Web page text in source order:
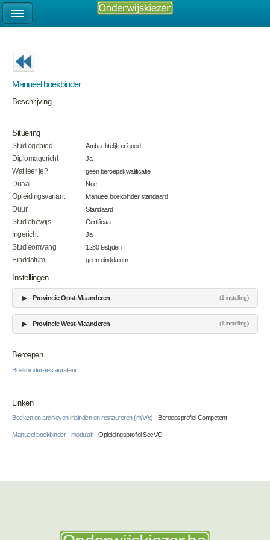
Manueel boekbinder
Beschrijving
Situering
Studiegebied
Ambachtelijk erfgoed
Diplomagericht
Ja
Wat leer je?
geen beroepskwalificatie
Duaal
Nee
Opleidingsvariant
Manueel boekbinder standaard
Duur
Standaard
Studiebewijs
Certificaat
Ingericht
Ja
Studieomvang
1280 lestijden
Einddatum
geen einddatum
Instellingen
▶ Provincie Oost-Vlaanderen (1 instelling)
▶ Provincie West-Vlaanderen (1 instelling)
Beroepen
Boekbinder-restaurateur
Linken
Boeken en archieven inbinden en restaureren (m/v/x) - Beroepsprofiel Competent
Manueel boekbinder - modulair- Opleidingsprofiel SecVO